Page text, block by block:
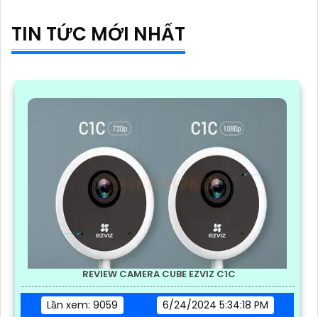
TIN TỨC MỚI NHẤT
REVIEW CAMERA CUBE EZVIZ C1C
Lần xem: 9059
6/24/2024 5:34:18 PM